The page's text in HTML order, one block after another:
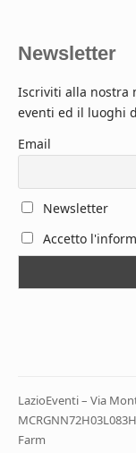
Newsletter
Iscriviti alla nostra
eventi ed il luoghi
Email
Newsletter
Accetto
LazioEventi – Via
Farm